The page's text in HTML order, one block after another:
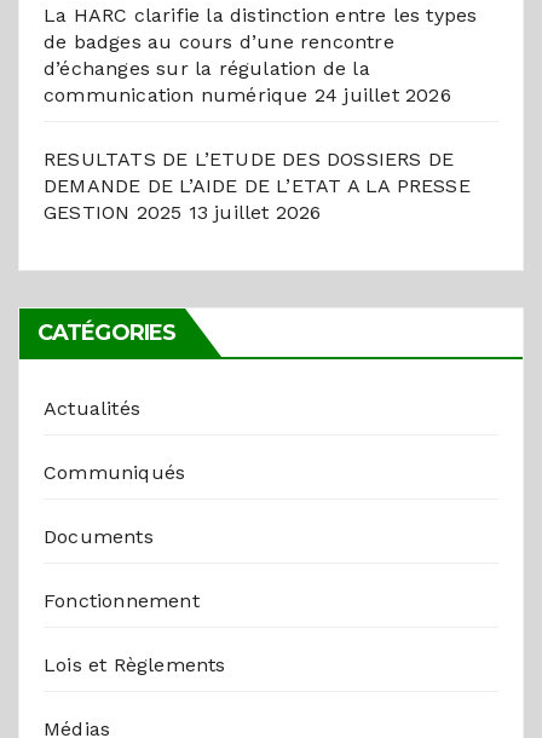
La HARC clarifie la distinction entre les types
de badges au cours d’une rencontre
d’échanges sur la régulation de la
communication numérique 24 juillet 2026
RESULTATS DE L’ETUDE DES DOSSIERS DE
DEMANDE DE L’AIDE DE L’ETAT A LA PRESSE
GESTION 2025 13 juillet 2026
CATÉGORIES
Actualités
Communiqués
Documents
Fonctionnement
Lois et Règlements
Médias